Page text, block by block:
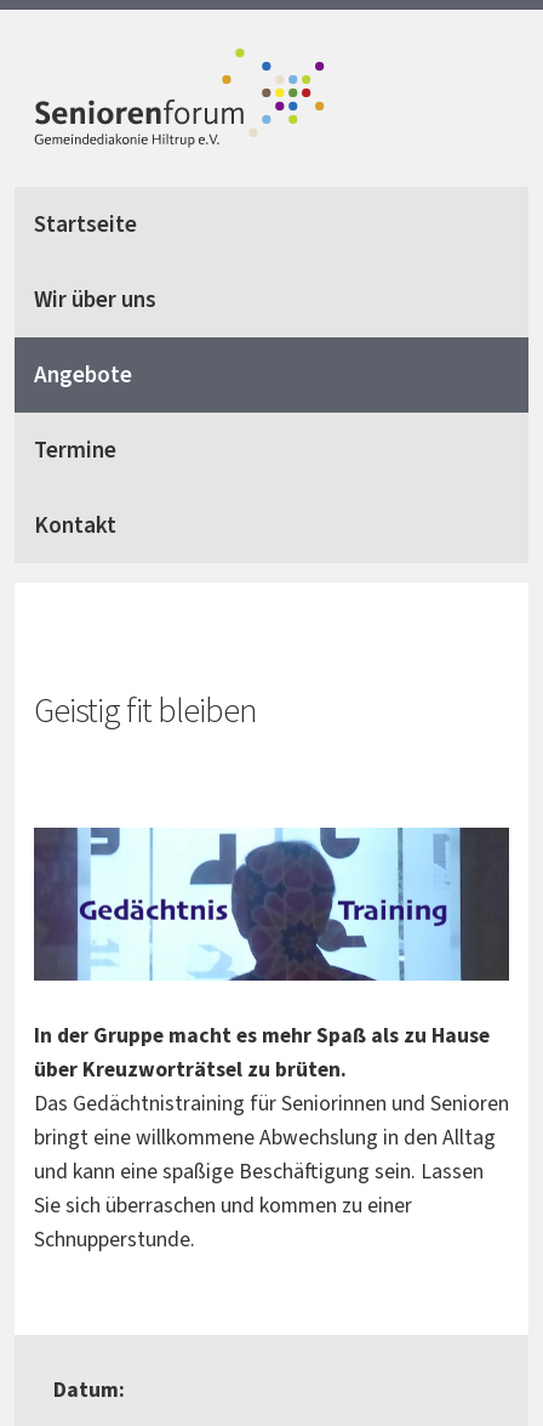
Startseite
Wir über uns
Angebote
Termine
Kontakt
Geistig fit bleiben
In der Gruppe macht es mehr Spaß als zu Hause
über Kreuzworträtsel zu brüten.
Das Gedächtnistraining für Seniorinnen und Senioren
bringt eine willkommene Abwechslung in den Alltag
und kann eine spaßige Beschäftigung sein. Lassen
Sie sich überraschen und kommen zu einer
Schnupperstunde.
Datum: